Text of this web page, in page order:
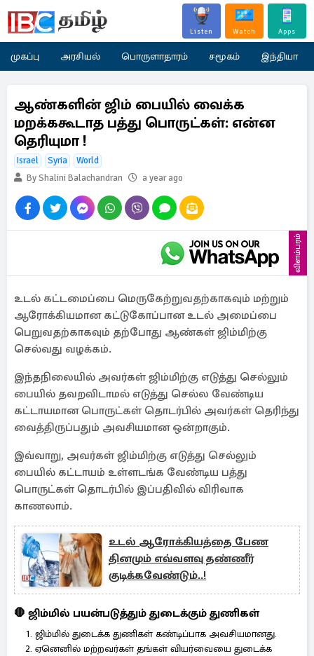
Listen Watch Apps
முகப்பு அரசியல் பொருளாதாரம் சமூகம் இந்தியா
ஆண்களின் ஜிம் பையில் வைக்க
மறக்ககூடாத பத்து பொருட்கள்: என்ன
தெரியுமா !
Israel Syria
World
By Shalini Balachandran
a year ago
விளம்பரம்
உடல் கட்டமைப்பை மெருகேற்றுவதற்காகவும் மற்றும்
ஆரோக்கியமான கட்டுகோப்பான உடல் அமைப்பை
பெறுவதற்காகவும் தற்போது ஆண்கள் ஜிம்மிற்கு
செல்வது வழக்கம்.
இந்தநிலையில் அவர்கள் ஜிம்மிற்கு எடுத்து செல்லும்
பையில் தவறவிடாமல் எடுத்து செல்ல வேண்டிய
கட்டாயமான பொருட்கள் தொடர்பில் அவர்கள் தெரிந்து
வைத்திருப்பதும் அவசியமான ஒன்றாகும்.
இவ்வாறு, அவர்கள் ஜிம்மிற்கு எடுத்து செல்லும்
பையில் கட்டாயம் உள்ளடங்க வேண்டிய பத்து
பொருட்கள் தொடர்பில் இப்பதிவில் விரிவாக
காணலாம்.
உடல் ஆரோக்கியத்தை பேண
தினமும் எவ்வளவு தண்ணீர்
குடிக்கவேண்டும்..!
🛑 ஜிம்மில் பயன்படுத்தும் துடைக்கும் துணிகள்
ஜிம்மில் துடைக்க துணிகள் கண்டிப்பாக அவசியமானது.
ஏனெனில் மற்றவர்கள் தங்கள் வியர்வையை துடைக்க